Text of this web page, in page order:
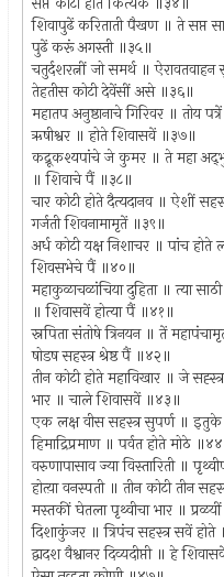
शिवापुढें करिताती पैखण ॥ ते सप्त
पुढें करूं अगस्ती ॥३५॥
चतुर्दशरत्नीं जो समर्थ ॥ ऐरावतवाहन
तेहतीस कोटी देवेंसीं असे ॥३६॥
महातप अनुष्ठानाचे गिरिवर ॥ तोय
ऋषीश्वर ॥ होते शिवासवें ॥३७॥
कद्रूकश्यपांचे जे कुमर ॥ ते महा
॥ शिवाचे पैं ॥३८॥
चार कोटी होते दैत्यदानव ॥ ऐशीं
गर्जती शिवनामामृतें ॥३९॥
अर्ध कोटी यक्ष निशाचर ॥ पांच होते
शिवसभेचे पैं ॥४०॥
महाकुळाचळांचिया दुहिता ॥ त्या
॥ शिवासवें होत्या पैं ॥४१॥
स्नपिता संतोषे त्रिनयन ॥ तें
षोडष सहस्त्र श्रेष्ठ पैं ॥४२॥
तीन कोटी होते महाविखार ॥ जे
भार ॥ चाले शिवासवें ॥४३॥
एक लक्ष वीस सहस्त्र सुपर्ण ॥ इतुके
हिमाद्रिप्रमाण ॥ पर्वत होते मोठे
वरुणापासाव ज्या विस्तारिती ॥
होत्य़ा वनस्पती ॥ तीन कोटी तीन
मस्तकीं घेतला पृथ्वीचा भार ॥
दिशाकुंजर ॥ त्रिपंच सहस्त्र सवें
द्वादश वैश्वानर दिव्यदीप्ती ॥ हे